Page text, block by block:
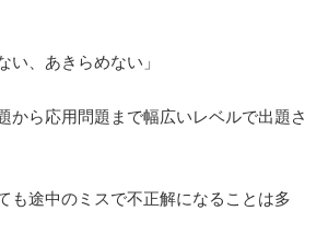
、あきらめない」
から応用問題まで幅広いレベルで出題さ
も途中のミスで不正解になることは多